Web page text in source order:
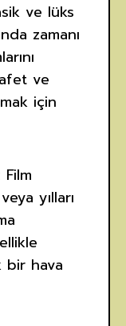
ve lüks
zamanı
ve
için
Film
yılları
bir hava